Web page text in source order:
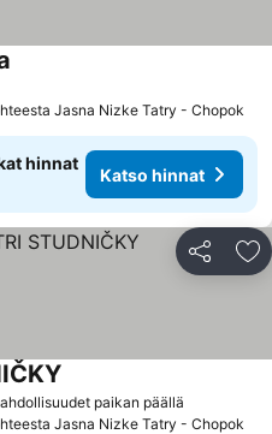
Jasna Nizke Tatry - Chopok
hinnat
Katso hinnat
Jaa
paikan päällä
Jasna Nizke Tatry - Chopok